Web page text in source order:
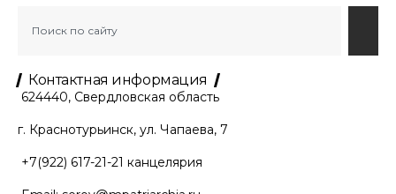
Контактная информация
624440, Свердловская область
г. Краснотурьинск, ул. Чапаева, 7
+7(922) 617-21-21 канцелярия